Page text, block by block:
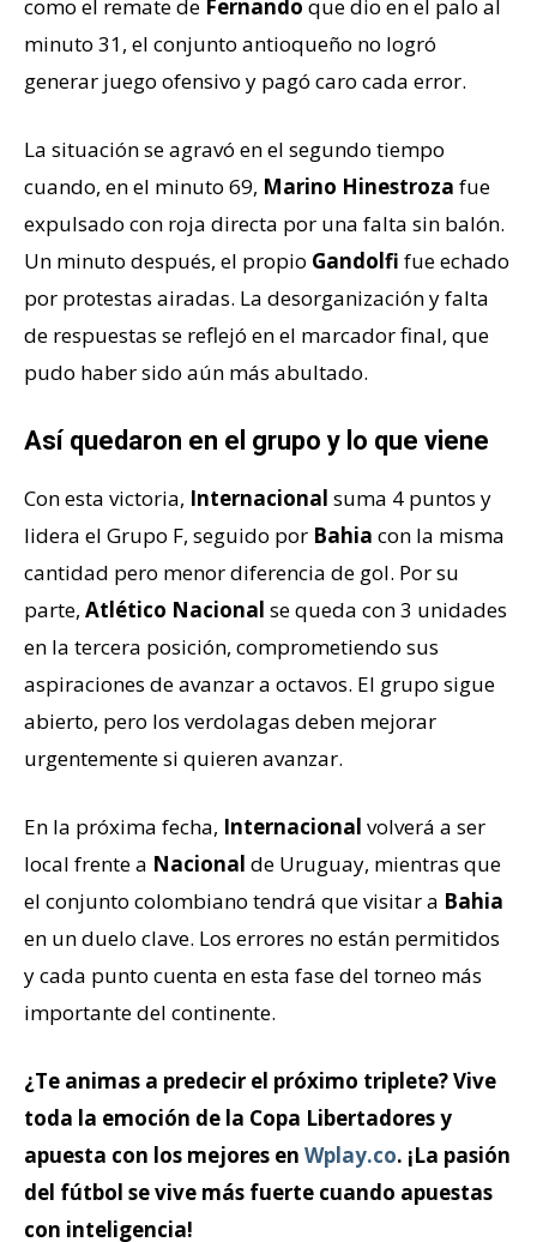
como el remate de Fernando que dio en el palo al
minuto 31, el conjunto antioqueño no logró
generar juego ofensivo y pagó caro cada error.
La situación se agravó en el segundo tiempo
cuando, en el minuto 69, Marino Hinestroza fue
expulsado con roja directa por una falta sin balón.
Un minuto después, el propio Gandolfi fue echado
por protestas airadas. La desorganización y falta
de respuestas se reflejó en el marcador final, que
pudo haber sido aún más abultado.
Así quedaron en el grupo y lo que viene
Con esta victoria, Internacional suma 4 puntos y
lidera el Grupo F, seguido por Bahia con la misma
cantidad pero menor diferencia de gol. Por su
parte, Atlético Nacional se queda con 3 unidades
en la tercera posición, comprometiendo sus
aspiraciones de avanzar a octavos. El grupo sigue
abierto, pero los verdolagas deben mejorar
urgentemente si quieren avanzar.
En la próxima fecha, Internacional volverá a ser
local frente a Nacional de Uruguay, mientras que
el conjunto colombiano tendrá que visitar a Bahia
en un duelo clave. Los errores no están permitidos
y cada punto cuenta en esta fase del torneo más
importante del continente.
¿Te animas a predecir el próximo triplete? Vive
toda la emoción de la Copa Libertadores y
apuesta con los mejores en Wplay.co. ¡La pasión
del fútbol se vive más fuerte cuando apuestas
con inteligencia!